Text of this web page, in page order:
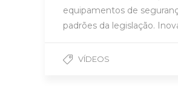
equipamentos de
padrões da legislação.
VÍDEOS